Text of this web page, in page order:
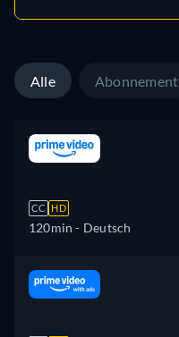
Alle Abonnement
CC HD
120min - Deutsch